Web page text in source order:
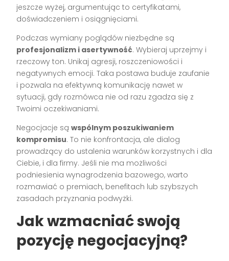
jeszcze wyżej, argumentując to certyfikatami,
doświadczeniem i osiągnięciami.
Podczas wymiany poglądów niezbędne są
profesjonalizm i asertywność. Wybieraj uprzejmy i
rzeczowy ton. Unikaj agresji, roszczeniowości i
negatywnych emocji. Taka postawa buduje zaufanie
i pozwala na efektywną komunikację nawet w
sytuacji, gdy rozmówca nie od razu zgadza się z
Twoimi oczekiwaniami.
Negocjacje sąwspólnym poszukiwaniem
kompromisu. To nie konfrontacja, ale dialog
prowadzący do ustalenia warunków korzystnych i dla
Ciebie, i dla firmy. Jeśli nie ma możliwości
podniesienia wynagrodzenia bazowego, warto
rozmawiać o premiach, benefitach lub szybszych
zasadach przyznania podwyżki.
Jak wzmacniać swoją
pozycję negocjacyjną?